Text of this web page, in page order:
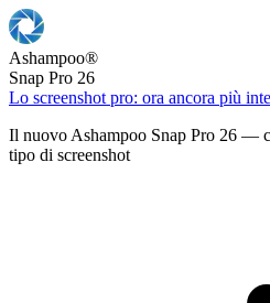
Ashampoo®
Snap Pro 26
Lo screenshot pro: ora ancora più
Il nuovo Ashampoo Snap Pro 26 —
tipo di screenshot